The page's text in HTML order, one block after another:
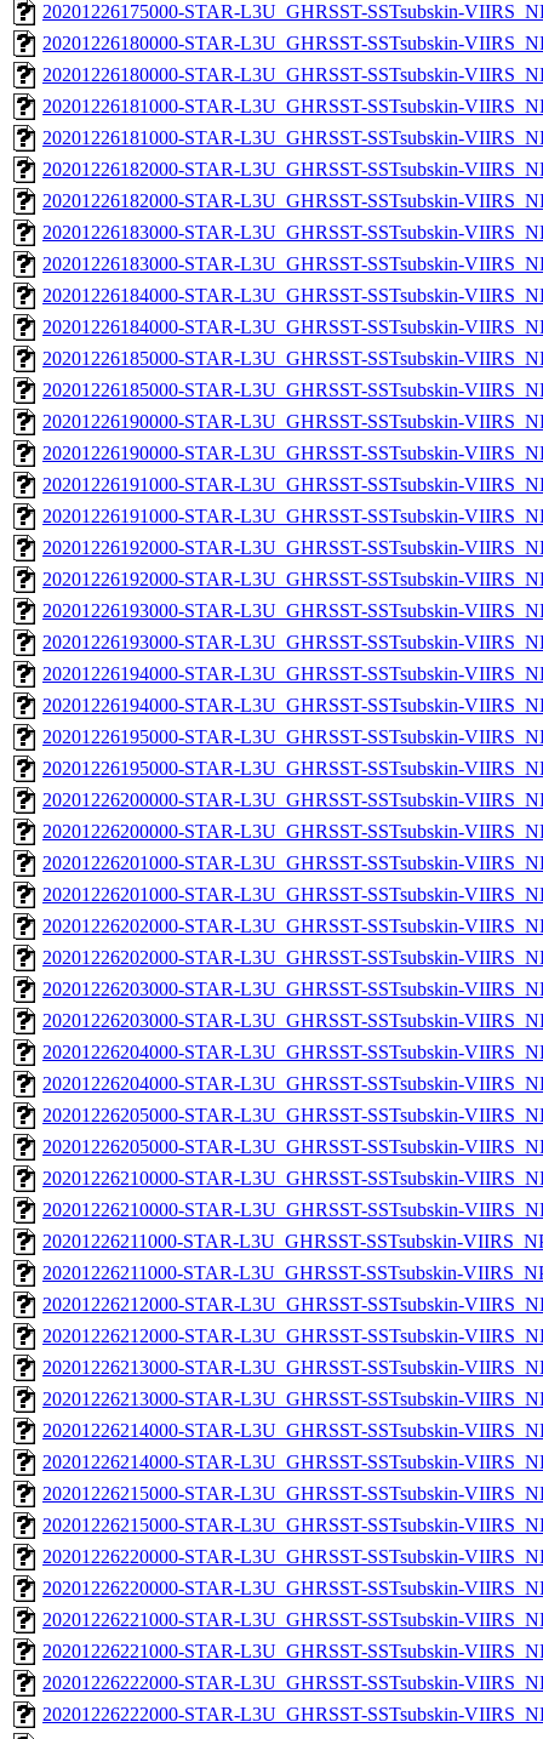
20201226175000-STAR-L3U_GHRSST-SSTsubskin-
20201226180000-STAR-L3U_GHRSST-SSTsubskin-
20201226180000-STAR-L3U_GHRSST-SSTsubskin-
20201226181000-STAR-L3U_GHRSST-SSTsubskin-
20201226181000-STAR-L3U_GHRSST-SSTsubskin-
20201226182000-STAR-L3U_GHRSST-SSTsubskin-
20201226182000-STAR-L3U_GHRSST-SSTsubskin-
20201226183000-STAR-L3U_GHRSST-SSTsubskin-
20201226183000-STAR-L3U_GHRSST-SSTsubskin-
20201226184000-STAR-L3U_GHRSST-SSTsubskin-
20201226184000-STAR-L3U_GHRSST-SSTsubskin-
20201226185000-STAR-L3U_GHRSST-SSTsubskin-
20201226185000-STAR-L3U_GHRSST-SSTsubskin-
20201226190000-STAR-L3U_GHRSST-SSTsubskin-
20201226190000-STAR-L3U_GHRSST-SSTsubskin-
20201226191000-STAR-L3U_GHRSST-SSTsubskin-
20201226191000-STAR-L3U_GHRSST-SSTsubskin-
20201226192000-STAR-L3U_GHRSST-SSTsubskin-
20201226192000-STAR-L3U_GHRSST-SSTsubskin-
20201226193000-STAR-L3U_GHRSST-SSTsubskin-
20201226193000-STAR-L3U_GHRSST-SSTsubskin-
20201226194000-STAR-L3U_GHRSST-SSTsubskin-
20201226194000-STAR-L3U_GHRSST-SSTsubskin-
20201226195000-STAR-L3U_GHRSST-SSTsubskin-
20201226195000-STAR-L3U_GHRSST-SSTsubskin-
20201226200000-STAR-L3U_GHRSST-SSTsubskin-
20201226200000-STAR-L3U_GHRSST-SSTsubskin-
20201226201000-STAR-L3U_GHRSST-SSTsubskin-
20201226201000-STAR-L3U_GHRSST-SSTsubskin-
20201226202000-STAR-L3U_GHRSST-SSTsubskin-
20201226202000-STAR-L3U_GHRSST-SSTsubskin-
20201226203000-STAR-L3U_GHRSST-SSTsubskin-
20201226203000-STAR-L3U_GHRSST-SSTsubskin-
20201226204000-STAR-L3U_GHRSST-SSTsubskin-
20201226204000-STAR-L3U_GHRSST-SSTsubskin-
20201226205000-STAR-L3U_GHRSST-SSTsubskin-
20201226205000-STAR-L3U_GHRSST-SSTsubskin-
20201226210000-STAR-L3U_GHRSST-SSTsubskin-
20201226210000-STAR-L3U_GHRSST-SSTsubskin-
20201226211000-STAR-L3U_GHRSST-SSTsubskin-
20201226211000-STAR-L3U_GHRSST-SSTsubskin-
20201226212000-STAR-L3U_GHRSST-SSTsubskin-
20201226212000-STAR-L3U_GHRSST-SSTsubskin-
20201226213000-STAR-L3U_GHRSST-SSTsubskin-
20201226213000-STAR-L3U_GHRSST-SSTsubskin-
20201226214000-STAR-L3U_GHRSST-SSTsubskin-
20201226214000-STAR-L3U_GHRSST-SSTsubskin-
20201226215000-STAR-L3U_GHRSST-SSTsubskin-
20201226215000-STAR-L3U_GHRSST-SSTsubskin-
20201226220000-STAR-L3U_GHRSST-SSTsubskin-
20201226220000-STAR-L3U_GHRSST-SSTsubskin-
20201226221000-STAR-L3U_GHRSST-SSTsubskin-
20201226221000-STAR-L3U_GHRSST-SSTsubskin-
20201226222000-STAR-L3U_GHRSST-SSTsubskin-
20201226222000-STAR-L3U_GHRSST-SSTsubskin-